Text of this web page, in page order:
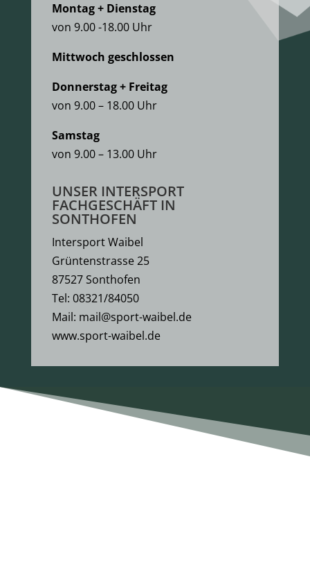
Montag + Dienstag
von 9.00 -18.00 Uhr
Mittwoch geschlossen
Donnerstag + Freitag
von 9.00 – 18.00 Uhr
Samstag
von 9.00 – 13.00 Uhr
UNSER INTERSPORT
FACHGESCHÄFT IN
SONTHOFEN
Intersport Waibel
Grüntenstrasse 25
87527 Sonthofen
Tel: 08321/84050
Mail: mail@sport-waibel.de
www.sport-waibel.de